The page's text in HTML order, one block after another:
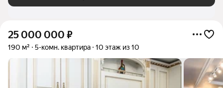
25 000 000 ₽
190 м² 5-комн. квартира 10 этаж из 10